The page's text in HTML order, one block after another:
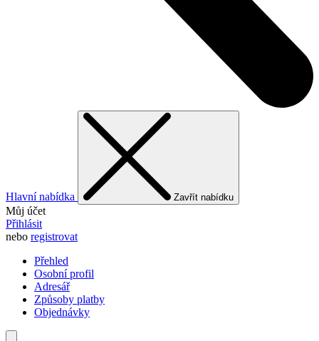
Hlavní nabídka Zavřít nabídku
Můj účet
Přihlásit
nebo registrovat
Přehled
Osobní profil
Adresář
Způsoby platby
Objednávky